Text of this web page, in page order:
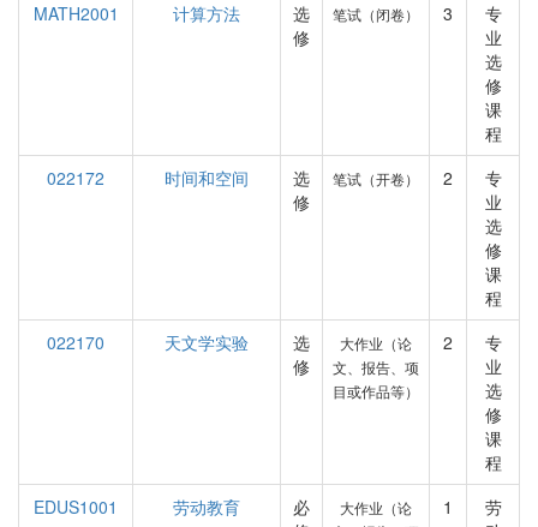
MATH2001 计算方法
选
修
笔试（闭卷） 3
专
业
选
修
课
程
022172
时间和空间
选
修
笔试（开卷） 2
专
业
选
修
课
程
022170
天文学实验
选
修
大作业（论
文、报告、项
目或作品等）
2
专
业
选
修
课
程
EDUS1001
劳动教育
必
大作业（论
1
劳